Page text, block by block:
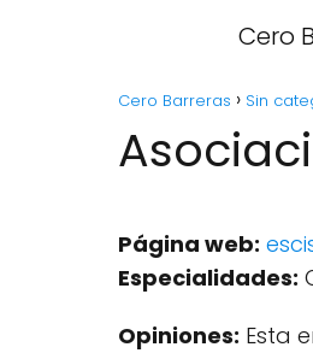
Cero
Cero Barreras Sin
Página web:
Especialidades:
Opiniones: Esta